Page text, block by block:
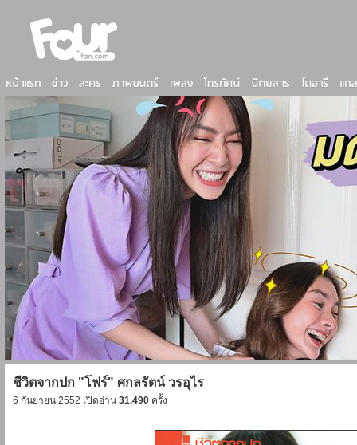
ชีวิตจากปก "โฟร์" ศกลรัตน์ วรอุไร
6 กันยายน 2552 เปิดอ่าน 31,490 ครั้ง